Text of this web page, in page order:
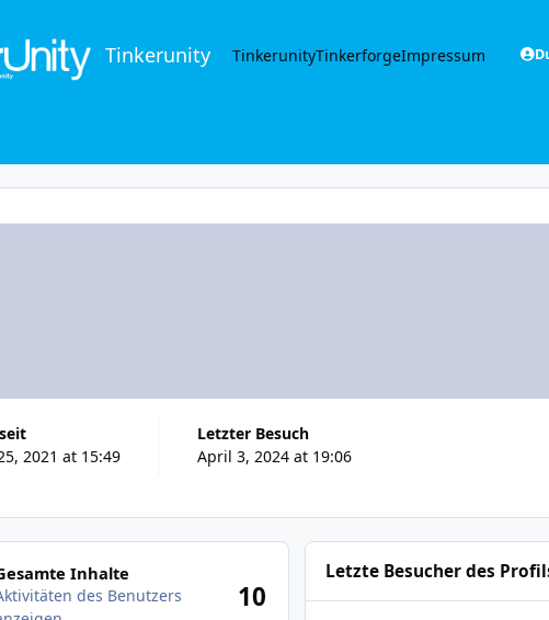
Tinkerunity TinkerunityTinkerforgeImpressum
2021 at 15:49
Letzter Besuch
April 3, 2024 at 19:06
des Benutzers anzeigen
Inhalte
des Benutzers
10
Letzte Besucher des